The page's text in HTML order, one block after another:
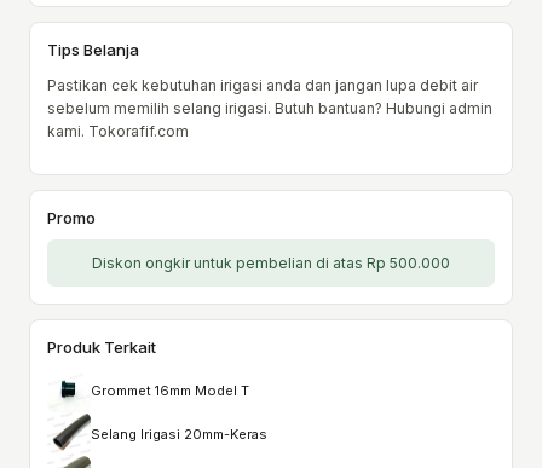
Tips Belanja
Pastikan cek kebutuhan irigasi anda dan jangan lupa debit air
sebelum memilih selang irigasi. Butuh bantuan? Hubungi admin
kami. Tokorafif.com
Promo
Diskon ongkir untuk pembelian di atas Rp 500.000
Produk Terkait
Grommet 16mm Model T
Selang Irigasi 20mm-Keras